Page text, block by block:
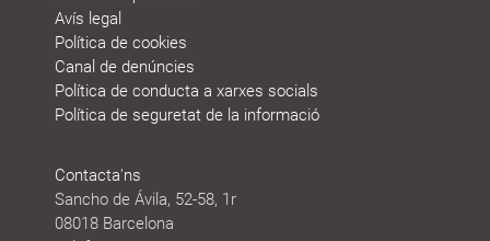
Avís legal
Política de cookies
Canal de denúncies
Política de conducta a xarxes socials
Política de seguretat de la informació
Contacta'ns
Sancho de Ávila, 52-58, 1r
08018 Barcelona